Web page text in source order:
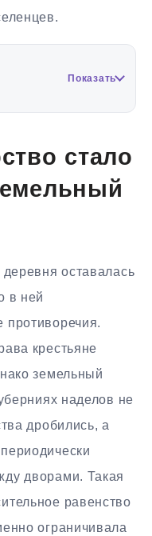
Показать
стало
оставалась
в ней
противоречия.
крестьяне
земельный
наделов не
дробились, а
дворами. Такая
равенство
ограничивала